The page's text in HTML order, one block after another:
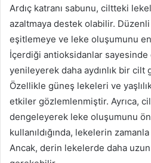
Ardıç katranı sabunu, ciltteki
azaltmaya destek olabilir.
eşitlemeye ve leke oluşumunu
İçerdiği antioksidanlar
yenileyerek daha aydınlık bir cilt
Özellikle güneş lekeleri ve
etkiler gözlemlenmiştir. Ayrıca,
dengeleyerek leke oluşumunu
kullanıldığında, lekelerin
Ancak, derin lekelerde daha